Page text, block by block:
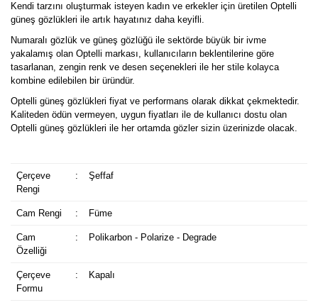
Kendi tarzını oluşturmak isteyen kadın ve erkekler için üretilen Optelli
güneş gözlükleri ile artık hayatınız daha keyifli.
Numaralı gözlük ve güneş gözlüğü ile sektörde büyük bir ivme
yakalamış olan Optelli markası, kullanıcıların beklentilerine göre
tasarlanan, zengin renk ve desen seçenekleri ile her stile kolayca
kombine edilebilen bir üründür.
Optelli güneş gözlükleri fiyat ve performans olarak dikkat çekmektedir.
Kaliteden ödün vermeyen, uygun fiyatları ile de kullanıcı dostu olan
Optelli güneş gözlükleri ile her ortamda gözler sizin üzerinizde olacak.
Çerçeve
Rengi
: Şeffaf
Cam Rengi : Füme
Cam
Özelliği
: Polikarbon - Polarize - Degrade
Çerçeve
Formu
: Kapalı